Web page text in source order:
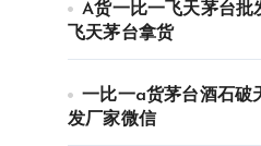
A货一比一飞天茅台批
飞天茅台拿货
一比一a货茅台酒石破
发厂家微信